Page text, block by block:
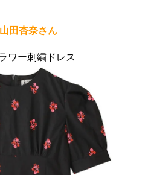
田杏奈さん
ワー刺繍ドレス